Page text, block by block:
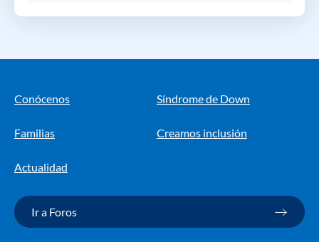
Conócenos Síndrome de Down
Familias Creamos inclusión
Actualidad
Ir a Foros